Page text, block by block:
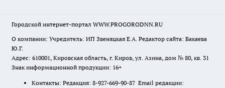
Городской интернет-портал WWW.PROGORODNN.RU
О компании: Учредитель: ИП Звеняцкая Е.А. Редактор сайта: Бакаева
Ю.Г.
Адрес: 610001, Кировская область, г. Киров, ул. Азина, дом № 80, кв. 31
Знак информационной продукции: 16+
Контакты: Редакция: 8-927-669-90-87 Email редакции: